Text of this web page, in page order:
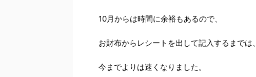
10月からは時間に余裕もあるので、
お財布からレシートを出して記入するまでは、
今までよりは速くなりました。